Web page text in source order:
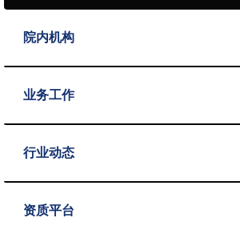
院内机构
业务工作
行业动态
资质平台